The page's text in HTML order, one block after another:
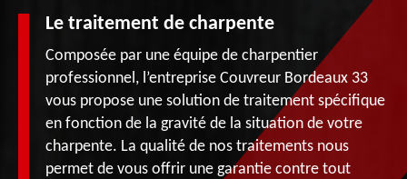
Le traitement de charpente
Composée par une équipe de charpentier
professionnel, l’entreprise Couvreur Bordeaux 33
vous propose une solution de traitement spécifique
en fonction de la gravité de la situation de votre
charpente. La qualité de nos traitements nous
permet de vous offrir une garantie contre tout